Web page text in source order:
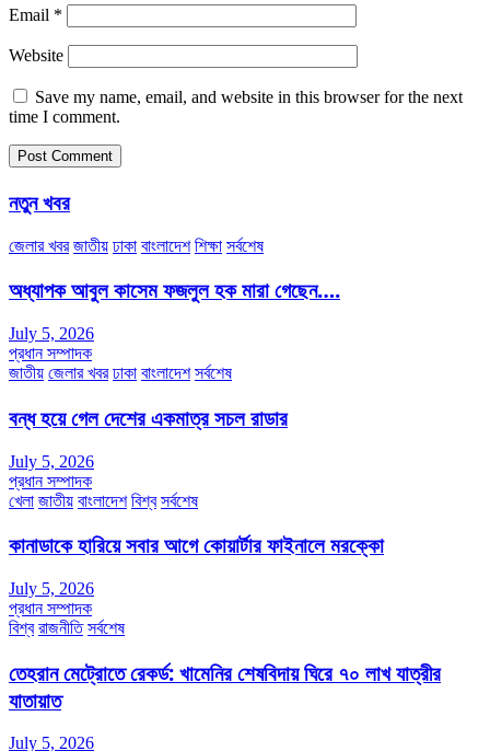
Email *
Website
Save my name, email, and website in this browser for the next
time I comment.
নতুন খবর
জেলার খবর জাতীয় ঢাকা বাংলাদেশ শিক্ষা সর্বশেষ
অধ্যাপক আবুল কাসেম ফজলুল হক মারা গেছেন….
July 5, 2026
প্রধান সম্পাদক
জাতীয় জেলার খবর ঢাকা বাংলাদেশ সর্বশেষ
বন্ধ হয়ে গেল দেশের একমাত্র সচল রাডার
July 5, 2026
প্রধান সম্পাদক
খেলা জাতীয় বাংলাদেশ বিশ্ব সর্বশেষ
কানাডাকে হারিয়ে সবার আগে কোয়ার্টার ফাইনালে মরক্কো
July 5, 2026
প্রধান সম্পাদক
বিশ্ব রাজনীতি সর্বশেষ
তেহরান মেট্রোতে রেকর্ড: খামেনির শেষবিদায় ঘিরে ৭০ লাখ যাত্রীর
যাতায়াত
July 5, 2026